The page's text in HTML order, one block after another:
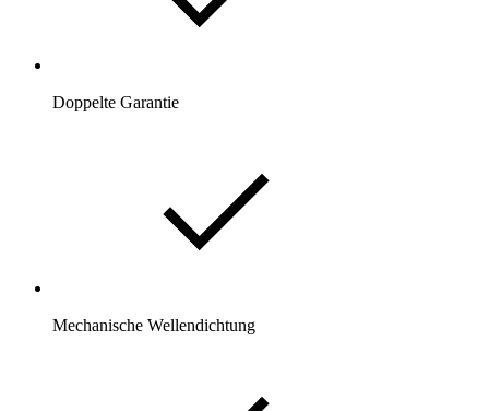
Doppelte Garantie
Mechanische Wellendichtung